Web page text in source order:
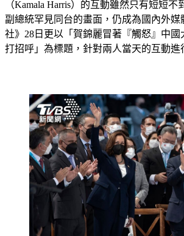
（Kamala Harris）的互動雖然只有短短
副總統罕見同台的畫面，仍成為國內外
社》28日更以「賀錦麗冒著『觸怒』中
打招呼」為標題，針對兩人當天的互動進